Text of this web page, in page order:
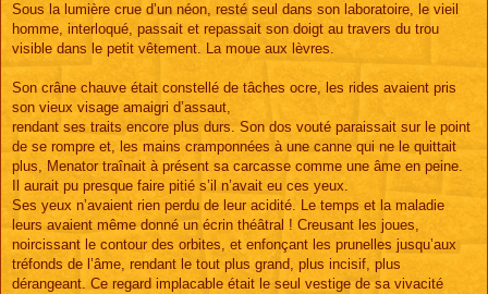
Sous la lumière crue d’un néon, resté seul dans son laboratoire, le vieil
homme, interloqué, passait et repassait son doigt au travers du trou
visible dans le petit vêtement. La moue aux lèvres.
Son crâne chauve était constellé de tâches ocre, les rides avaient pris
son vieux visage amaigri d’assaut,
rendant ses traits encore plus durs. Son dos vouté paraissait sur le point
de se rompre et, les mains cramponnées à une canne qui ne le quittait
plus, Menator traînait à présent sa carcasse comme une âme en peine.
Il aurait pu presque faire pitié s’il n’avait eu ces yeux.
Ses yeux n’avaient rien perdu de leur acidité. Le temps et la maladie
leurs avaient même donné un écrin théâtral ! Creusant les joues,
noircissant le contour des orbites, et enfonçant les prunelles jusqu’aux
tréfonds de l’âme, rendant le tout plus grand, plus incisif, plus
dérangeant. Ce regard implacable était le seul vestige de sa vivacité